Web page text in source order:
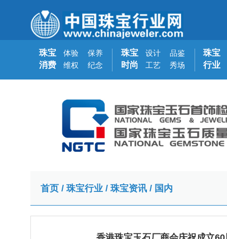
珠宝
消费
体验
维权
保养
纪念
珠宝
时尚
设计
工艺
品鉴
秀场
珠宝
行业
首页 / 珠宝行业 / 珠宝资讯 / 国内